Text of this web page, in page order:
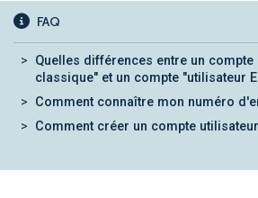
FAQ
Quelles différences entre un compte
classique" et un compte "utilisateur
Comment connaître mon numéro
Comment créer un compte